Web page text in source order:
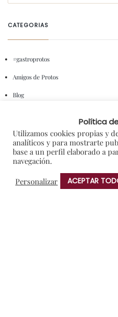
CATEGORIAS
#gastroprotos
Amigos de Protos
Blog
Degustaciones
En portada
General
I+D
Política
Utilizamos cookies propias y
analíticos y para mostrarte
base a un perfil elaborado a
navegación.
Personalizar
ACEPTAR